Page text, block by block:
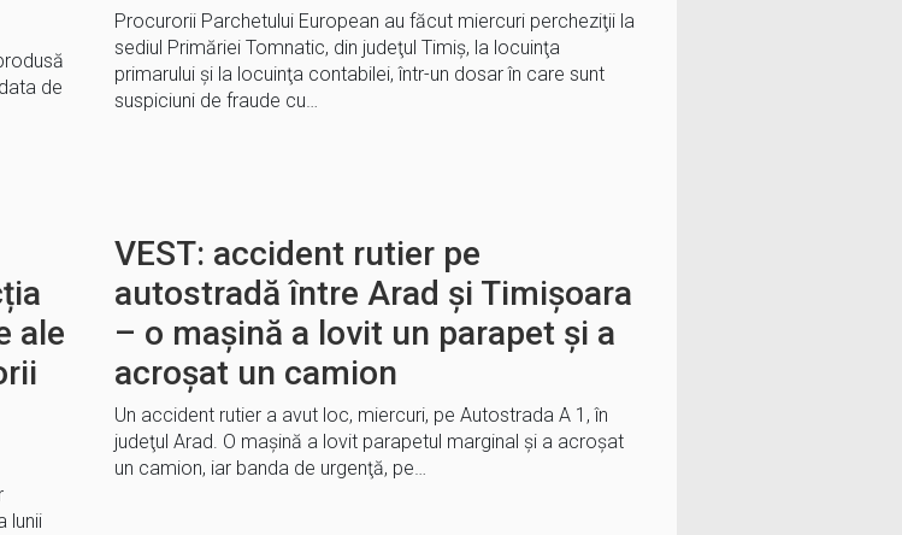
de
Procurorii Parchetului European au făcut miercuri percheziţii la
sediul Primăriei Tomnatic, din judeţul Timiș, la locuinţa
primarului şi la locuinţa contabilei, într-un dosar în care sunt
suspiciuni de fraude cu…
ale
lunii
VEST: accident rutier pe
autostradă între Arad și Timișoara
– o maşină a lovit un parapet şi a
acroşat un camion
Un accident rutier a avut loc, miercuri, pe Autostrada A 1, în
judeţul Arad. O maşină a lovit parapetul marginal şi a acroşat
un camion, iar banda de urgenţă, pe…